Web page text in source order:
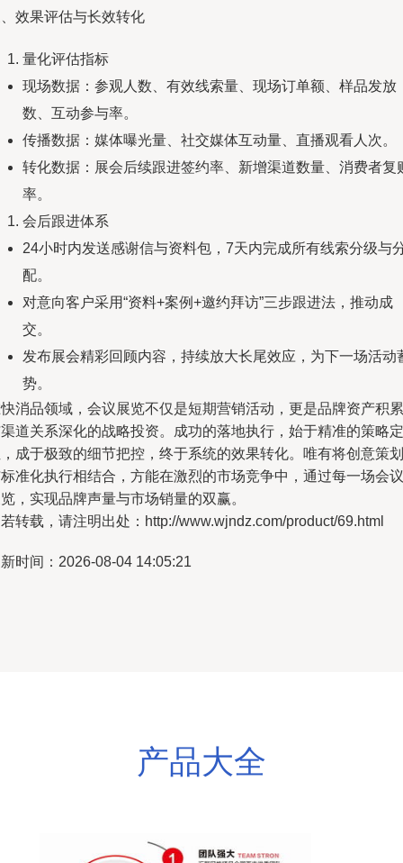
效果评估与长效转化
量化评估指标
现场数据：参观人数、有效线索量、现场订单额、样品发放
数、互动参与率。
传播数据：媒体曝光量、社交媒体互动量、直播观看人次。
转化数据：展会后续跟进签约率、新增渠道数量、消费者复
率。
会后跟进体系
24小时内发送感谢信与资料包，7天内完成所有线索分级与
配。
对意向客户采用“资料+案例+邀约拜访”三步跟进法，推动成
交。
发布展会精彩回顾内容，持续放大长尾效应，为下一场活动
势。
消品领域，会议展览不仅是短期营销活动，更是品牌资产积累
道关系深化的战略投资。成功的落地执行，始于精准的策略定
成于极致的细节把控，终于系统的效果转化。唯有将创意策划
准化执行相结合，方能在激烈的市场竞争中，通过每一场会议
，实现品牌声量与市场销量的双赢。
转载，请注明出处：http://www.wjndz.com/product/69.html
时间：2026-08-04 14:05:21
产品大全